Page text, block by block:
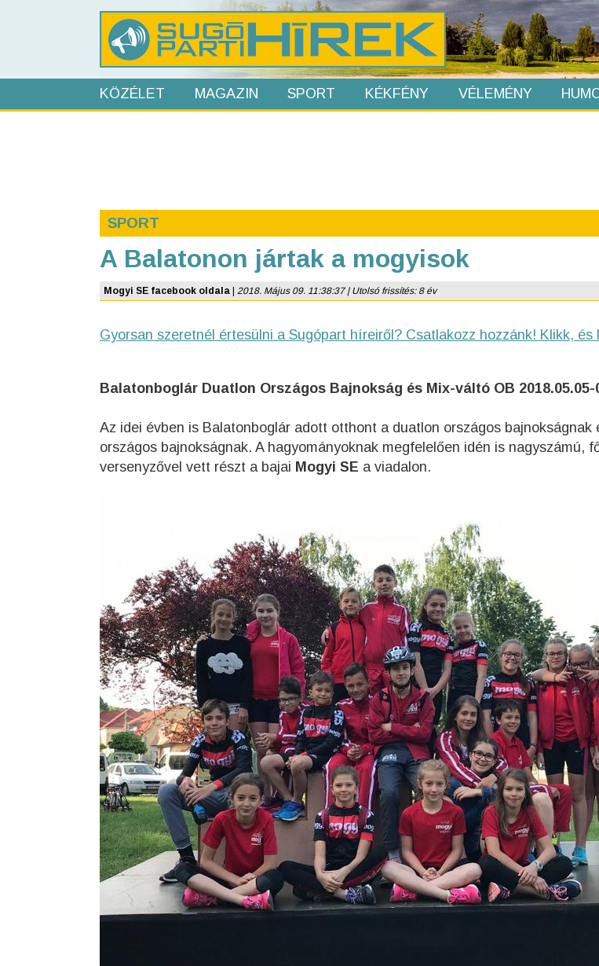
KÖZÉLET MAGAZIN SPORT KÉKFÉNY VÉLEMÉNY
SPORT
A Balatonon jártak a mogyisok
Mogyi SE facebook oldala 2018. Május 09. 11:38:37 | Utolsó frissítés: 8 év
Gyorsan szeretnél értesülni a Sugópart híreiről? Csatlakozz hozzánk! Klikk, és
Balatonboglár Duatlon Országos Bajnokság és Mix-váltó OB 2018.05.05-
Az idei évben is Balatonboglár adott otthont a duatlon országos bajnokságnak
országos bajnokságnak. A hagyományoknak megfelelően idén is nagyszámú,
versenyzővel vett részt a bajai Mogyi SE a viadalon.